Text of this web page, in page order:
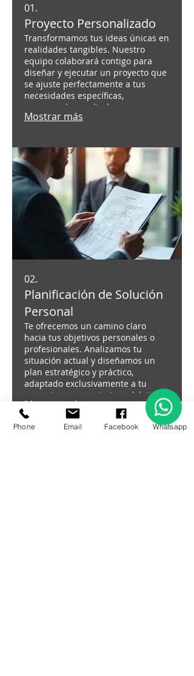
01.
Proyecto Personalizado
Transformamos tus ideas únicas en
realidades tangibles. Nuestro
equipo colaborará contigo para
diseñar y ejecutar un proyecto que
se ajuste perfectamente a tus
necesidades específicas,
asegurando resultados
excepcionales y a medida.
Mostrar más
02.
Planificación de Solución
Personal
Te ofrecemos un camino claro
hacia tus objetivos personales o
profesionales. Analizamos tu
situación actual y diseñamos un
plan estratégico y práctico,
adaptado exclusivamente a tu
contexto para maximizar el éxito.
Mostrar más
Phone Email Facebook Whatsapp